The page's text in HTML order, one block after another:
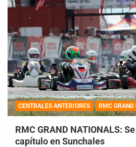
CENTRALES ANTERIORES RMC GRAND
RMC GRAND NATIONALS:
capítulo en Sunchales